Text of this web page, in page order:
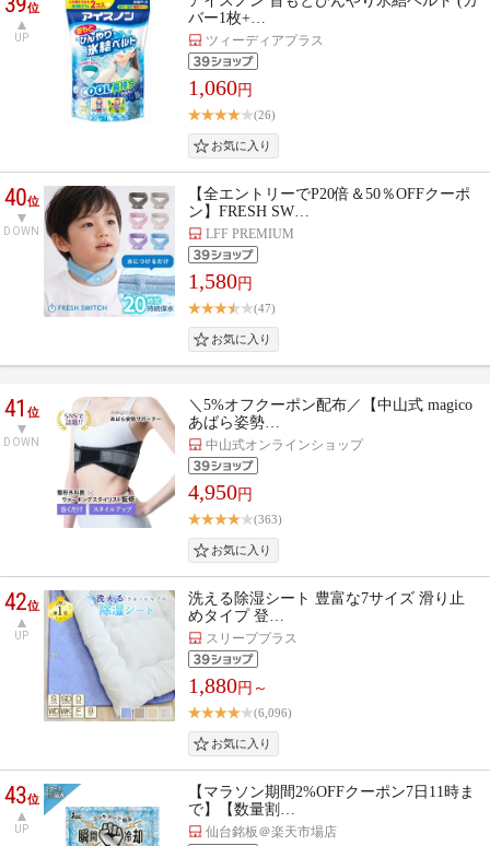
位
UP
バー1枚+…
ツィーディアプラス
1,060円
(26)
40位
DOWN
【全エントリーでP20倍＆50％OFFクーポ
ン】FRESH SW…
LFF PREMIUM
1,580円
(47)
41位
DOWN
＼5%オフクーポン配布／【中山式 magico
あばら姿勢…
中山式オンラインショップ
4,950円
(363)
42位
UP
洗える除湿シート 豊富な7サイズ 滑り止
めタイプ 登…
スリーププラス
1,880円～
(6,096)
43位
UP
【マラソン期間2%OFFクーポン7日11時ま
で】【数量割…
仙台銘板＠楽天市場店